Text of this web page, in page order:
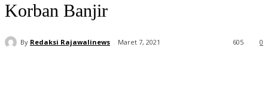
Korban Banjir
By Redaksi Rajawalinews Maret 7, 2021 0
605